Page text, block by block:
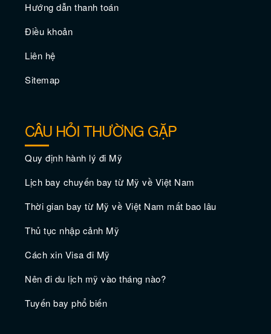
Hướng dẫn thanh toán
Điều khoản
Liên hệ
Sitemap
CÂU HỎI THƯỜNG GẶP
Quy định hành lý đi Mỹ
Lịch bay chuyến bay từ Mỹ về Việt Nam
Thời gian bay từ Mỹ về Việt Nam mất bao lâu
Thủ tục nhập cảnh Mỹ
Cách xin Visa đi Mỹ
Nên đi du lịch mỹ vào tháng nào?
Tuyến bay phổ biến